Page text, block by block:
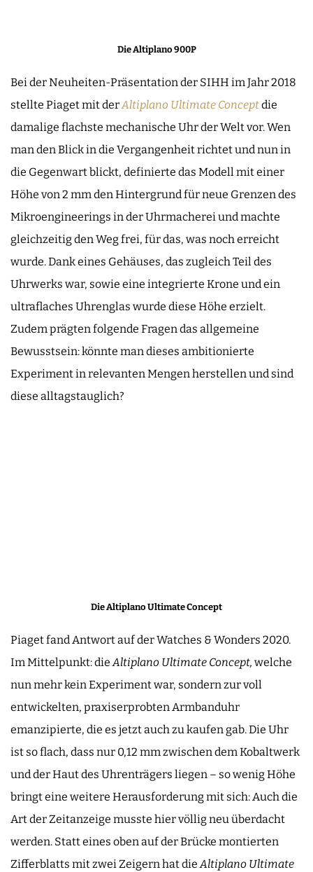
Die Altiplano 900P
Bei der Neuheiten-Präsentation der SIHH im Jahr 2018
stellte Piaget mit derAltiplano Ultimate Conceptdie
damalige flachste mechanische Uhr der Welt vor. Wen
man den Blick in die Vergangenheit richtet und nun in
die Gegenwart blickt, definierte das Modell mit einer
Höhe von 2 mm den Hintergrund für neue Grenzen des
Mikroengineerings in der Uhrmacherei und machte
gleichzeitig den Weg frei, für das, was noch erreicht
wurde. Dank eines Gehäuses, das zugleich Teil des
Uhrwerks war, sowie eine integrierte Krone und ein
ultraflaches Uhrenglas wurde diese Höhe erzielt.
Zudem prägten folgende Fragen das allgemeine
Bewusstsein: könnte man dieses ambitionierte
Experiment in relevanten Mengen herstellen und sind
diese alltagstauglich?
Die Altiplano Ultimate Concept
Piaget fand Antwort auf der Watches & Wonders 2020.
Im Mittelpunkt: dieAltiplano Ultimate Concept, welche
nun mehr kein Experiment war, sondern zur voll
entwickelten, praxiserprobten Armbanduhr
emanzipierte, die es jetzt auch zu kaufen gab. Die Uhr
ist so flach, dass nur 0,12 mm zwischen dem Kobaltwerk
und der Haut des Uhrenträgers liegen – so wenig Höhe
bringt eine weitere Herausforderung mit sich: Auch die
Art der Zeitanzeige musste hier völlig neu überdacht
werden. Statt eines oben auf der Brücke montierten
Zifferblatts mit zwei Zeigern hat dieAltiplano Ultimate